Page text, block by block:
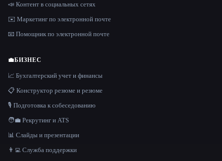
📣 Контент в социальных сетях
✉️ Маркетинг по электронной почте
📧 Помощник по электронной почте
💼БИЗНЕС
📈 Бухгалтерский учет и финансы
📋 Конструктор резюме и резюме
🎙️ Подготовка к собеседованию
🧑‍💼 Рекрутинг и ATS
📊 Слайды и презентации
👨‍💻 Служба поддержки